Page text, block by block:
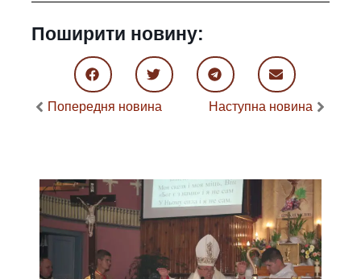
Поширити новину:
Попередня новина Наступна новина